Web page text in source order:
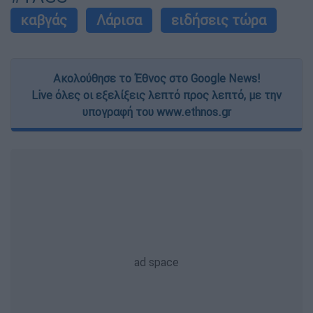
καβγάς Λάρισα ειδήσεις τώρα
Ακολούθησε το Έθνος στο Google News!
Live όλες οι εξελίξεις λεπτό προς λεπτό, με την
υπογραφή του www.ethnos.gr